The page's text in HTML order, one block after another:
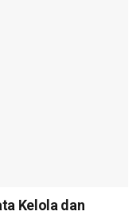
Kelola dan